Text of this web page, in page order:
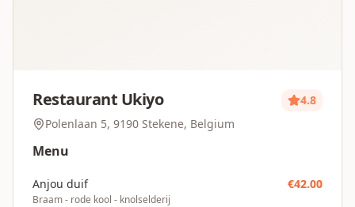
Restaurant Ukiyo
4.8
Polenlaan 5, 9190 Stekene, Belgium
Menu
Anjou duif
Braam - rode kool - knolselderij
€42.00